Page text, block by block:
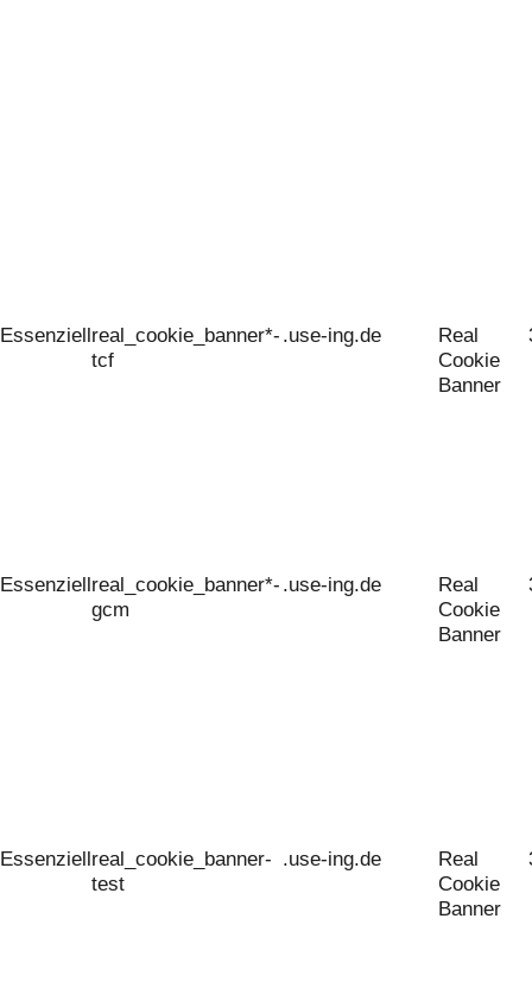
Essenziell real_cookie_banner*-
tcf
.use-ing.de
Real
Cookie
Banner
Essenziell real_cookie_banner*-
gcm
.use-ing.de
Real
Cookie
Banner
Essenziell real_cookie_banner-
test
.use-ing.de
Real
Cookie
Banner